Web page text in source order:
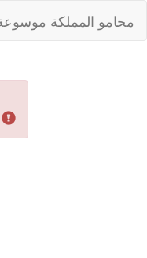
محامو المملكة